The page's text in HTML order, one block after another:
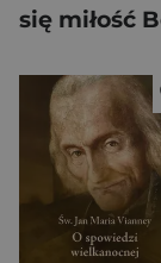
się miłość